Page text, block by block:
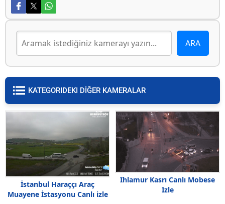
KATEGORIDEKI DİĞER KAMERALAR
İstanbul Haraççı Araç
Muayene İstasyonu Canlı izle
Ihlamur Kasrı Canlı Mobese
Izle